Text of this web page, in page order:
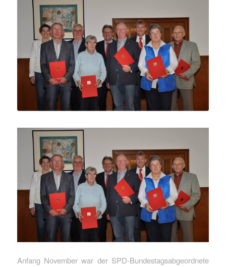
Anfang November war der SPD-Bundestagsabgeordnete